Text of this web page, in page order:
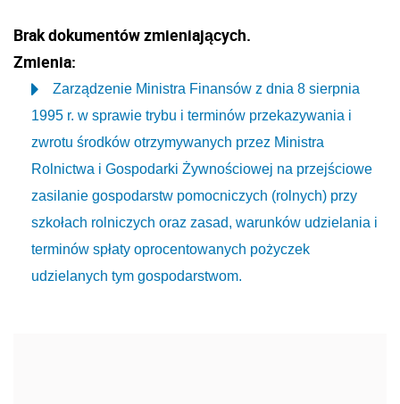
Brak dokumentów zmieniających.
Zmienia:
Zarządzenie Ministra Finansów z dnia 8 sierpnia
1995 r. w sprawie trybu i terminów przekazywania i
zwrotu środków otrzymywanych przez Ministra
Rolnictwa i Gospodarki Żywnościowej na przejściowe
zasilanie gospodarstw pomocniczych (rolnych) przy
szkołach rolniczych oraz zasad, warunków udzielania i
terminów spłaty oprocentowanych pożyczek
udzielanych tym gospodarstwom.